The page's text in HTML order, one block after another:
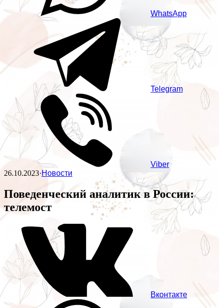
WhatsApp
Telegram
Viber
26.10.2023·Новости
Поведенческий аналитик в России:
телемост
Вконтакте